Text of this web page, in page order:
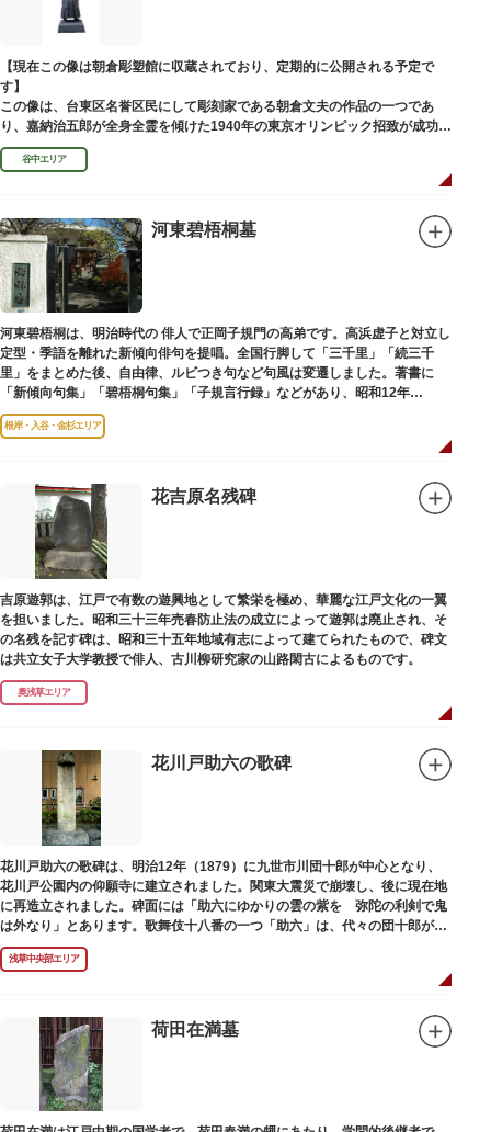
【現在この像は朝倉彫塑館に収蔵されており、定期的に公開される予定で
す】
この像は、台東区名誉区民にして彫刻家である朝倉文夫の作品の一つであ
り、嘉納治五郎が全身全霊を傾けた1940年の東京オリンピック招致が成功
（のちに返上）した、1936年に制作されました。
朝倉文夫は、1907～1910年ころに嘉納と知り合ったと推察されます。その
後も縁があり、嘉納の人柄や骨格などを熟知していた朝倉は、嘉納の海外出
ポーズは、嘉納の柔道家としての「不動の姿勢」を意識したと思われます。
谷中エリア
河東碧梧桐墓
河東碧梧桐は、明治時代の 俳人で正岡子規門の高弟です。高浜虚子と対立し
定型・季語を離れた新傾向俳句を提唱。全国行脚して「三千里」「続三千
里」をまとめた後、自由律、ルビつき句など句風は変遷しました。著書に
「新傾向句集」「碧梧桐句集」「子規言行録」などがあり、昭和12年
（1937）に没し、お墓は梅林寺（ばいりんじ）にあります。
根岸・入谷・金杉エリア
花吉原名残碑
吉原遊郭は、江戸で有数の遊興地として繁栄を極め、華麗な江戸文化の一翼
を担いました。昭和三十三年売春防止法の成立によって遊郭は廃止され、そ
の名残を記す碑は、昭和三十五年地域有志によって建てられたもので、碑文
は共立女子大学教授で俳人、古川柳研究家の山路閑古によるものです。
奥浅草エリア
花川戸助六の歌碑
花川戸助六の歌碑は、明治12年（1879）に九世市川団十郎が中心となり、
花川戸公園内の仰願寺に建立されました。関東大震災で崩壊し、後に現在地
に再造立されました。碑面には「助六にゆかりの雲の紫を 弥陀の利剣で鬼
は外なり」とあります。歌舞伎十八番の一つ「助六」は、代々の団十郎が伝
えていますが、助六の実像は不明です。
浅草中央部エリア
荷田在満墓